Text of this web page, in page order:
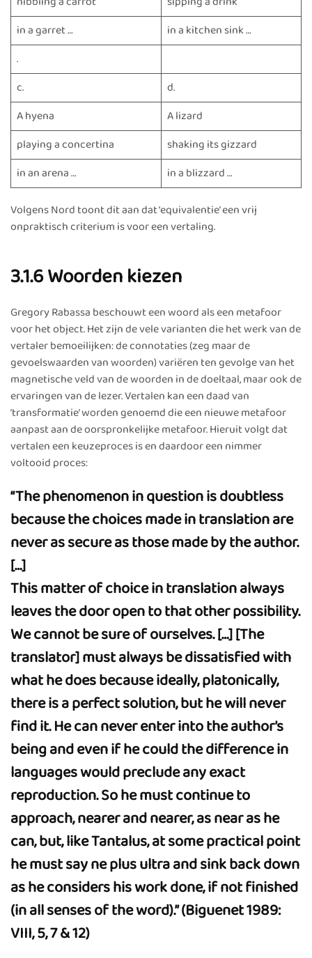
in a garret …
in a kitchen sink …
.
c.
d.
A hyena
A lizard
playing a concertina
shaking its gizzard
in an arena …
in a blizzard …
Volgens Nord toont dit aan dat ‘equivalentie’ een vrij
onpraktisch criterium is voor een vertaling.
3.1.6 Woorden kiezen
Gregory Rabassa beschouwt een woord als een metafoor
voor het object. Het zijn de vele varianten die het werk van de
vertaler bemoeilijken: de connotaties (zeg maar de
gevoelswaarden van woorden) variëren ten gevolge van het
magnetische veld van de woorden in de doeltaal, maar ook de
ervaringen van de lezer. Vertalen kan een daad van
’transformatie’ worden genoemd die een nieuwe metafoor
aanpast aan de oorspronkelijke metafoor. Hieruit volgt dat
vertalen een keuzeproces is en daardoor een nimmer
voltooid proces:
“The phenomenon in question is doubtless
because the choices made in translation are
never as secure as those made by the author.
[…]
This matter of choice in translation always
leaves the door open to that other possibility.
We cannot be sure of ourselves. […] [The
translator] must always be dissatisfied with
what he does because ideally, platonically,
there is a perfect solution, but he will never
find it. He can never enter into the author’s
being and even if he could the difference in
languages would preclude any exact
reproduction. So he must continue to
approach, nearer and nearer, as near as he
can, but, like Tantalus, at some practical point
he must say ne plus ultra and sink back down
as he considers his work done, if not finished
(in all senses of the word).” (Biguenet 1989:
VIII, 5, 7 & 12)